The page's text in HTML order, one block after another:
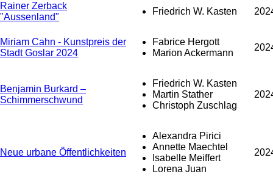
Rainer Zerback
"Aussenland"
Friedrich W. Kasten
Miriam Cahn - Kunstpreis der
Stadt Goslar 2024
Fabrice Hergott
Marion Ackermann
Benjamin Burkard –
Schimmerschwund
Friedrich W. Kasten
Martin Stather
Christoph Zuschlag
Neue urbane Öffentlichkeiten
Alexandra Pirici
Annette Maechtel
Isabelle Meiffert
Lorena Juan